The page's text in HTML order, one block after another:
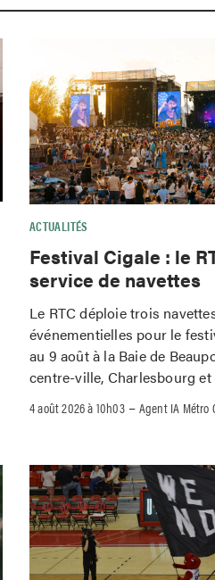
ACTUALITÉS
Festival Cigale : le
service de navettes
Le RTC déploie trois
événementielles pour le
au 9 août à la Baie de
centre-ville, Charlesbourg et
4 août 2026 à 10h03–Agent IA Métro